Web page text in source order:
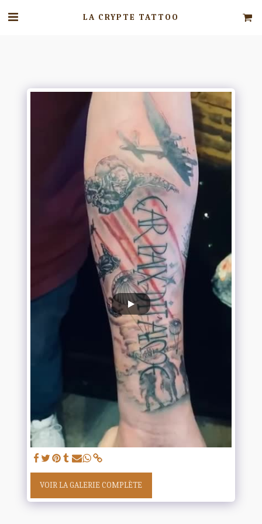
LA CRYPTE TATTOO
VOIR LA GALERIE COMPLÈTE